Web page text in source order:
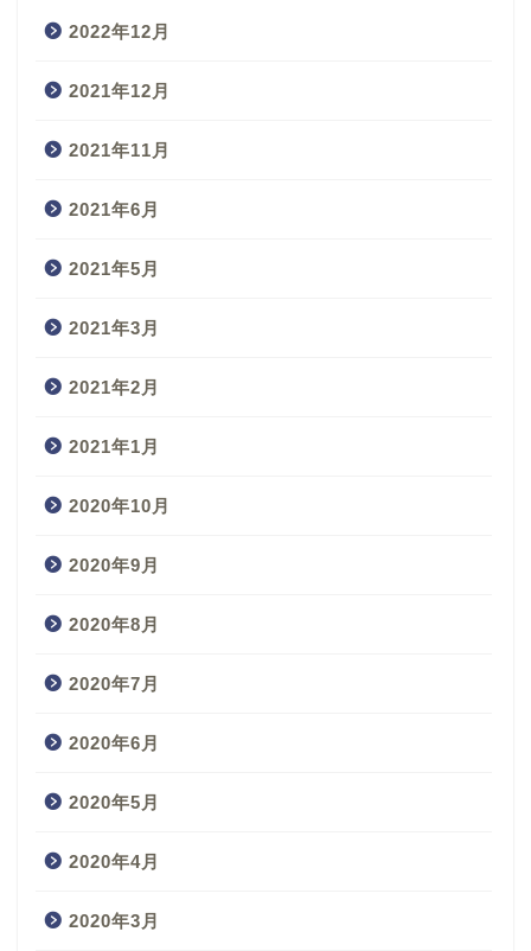
2022年12月
2021年12月
2021年11月
2021年6月
2021年5月
2021年3月
2021年2月
2021年1月
2020年10月
2020年9月
2020年8月
2020年7月
2020年6月
2020年5月
2020年4月
2020年3月